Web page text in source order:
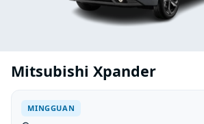
Mitsubishi Xpander
MINGGUAN